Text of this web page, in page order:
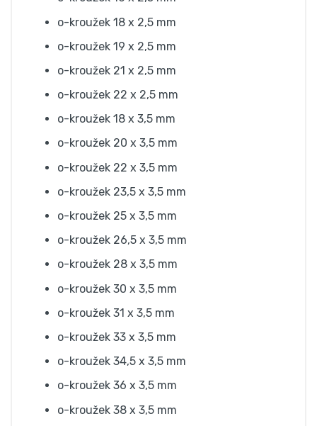
o-kroužek 18 x 2,5 mm
o-kroužek 19 x 2,5 mm
o-kroužek 21 x 2,5 mm
o-kroužek 22 x 2,5 mm
o-kroužek 18 x 3,5 mm
o-kroužek 20 x 3,5 mm
o-kroužek 22 x 3,5 mm
o-kroužek 23,5 x 3,5 mm
o-kroužek 25 x 3,5 mm
o-kroužek 26,5 x 3,5 mm
o-kroužek 28 x 3,5 mm
o-kroužek 30 x 3,5 mm
o-kroužek 31 x 3,5 mm
o-kroužek 33 x 3,5 mm
o-kroužek 34,5 x 3,5 mm
o-kroužek 36 x 3,5 mm
o-kroužek 38 x 3,5 mm